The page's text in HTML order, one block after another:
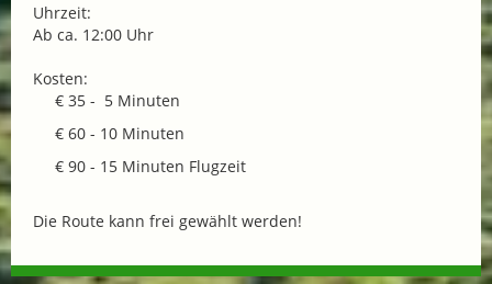
Uhrzeit:
Ab ca. 12:00 Uhr
Kosten:
€ 35 - 5 Minuten
€ 60 - 10 Minuten
€ 90 - 15 Minuten Flugzeit
Die Route kann frei gewählt werden!